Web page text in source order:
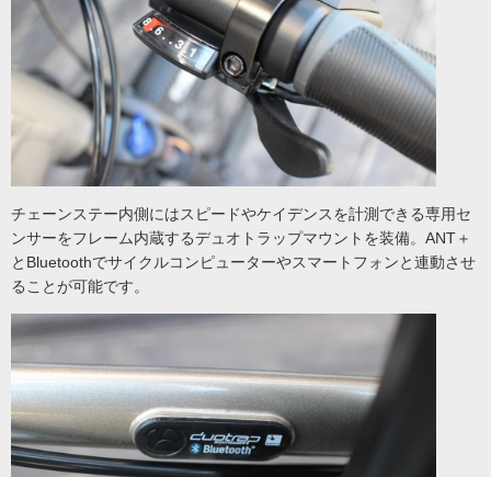
チェーンステー内側にはスピードやケイデンスを計測できる専用セ
ンサーをフレーム内蔵するデュオトラップマウントを装備。ANT＋
とBluetoothでサイクルコンピューターやスマートフォンと連動させ
ることが可能です。